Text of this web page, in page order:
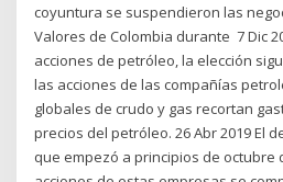
coyuntura se suspendieron las
Valores de Colombia durante 7 Dic
acciones de petróleo, la elección
las acciones de las compañías
globales de crudo y gas recortan
precios del petróleo. 26 Abr 2019 El
que empezó a principios de octubre